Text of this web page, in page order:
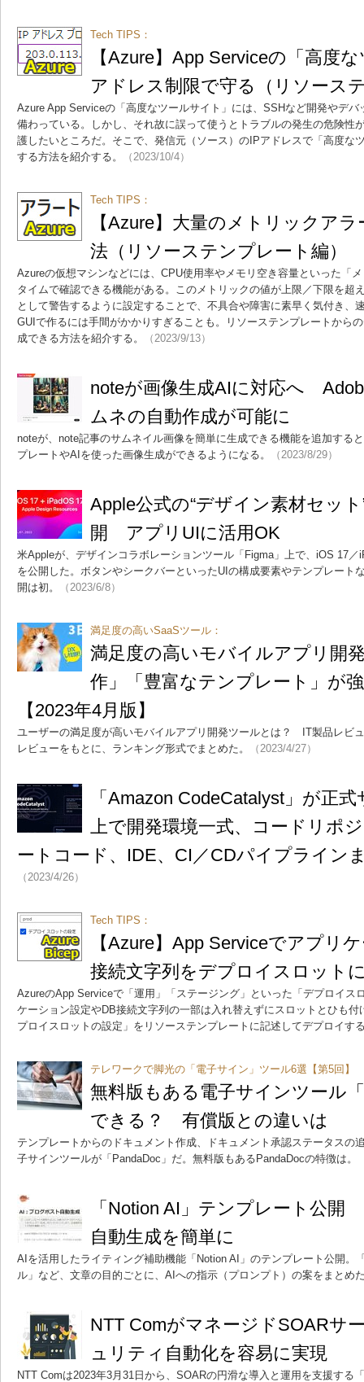
Tech TIPS：
【Azure】App Serviceの「高度
アドレス制限で守る（リソース
Azure App Serviceの「高度なツールサイト」には、SSHなど開発やデ
備わっている。しかし、それ故に誤って使うとトラブルの発生の危険性
護したいところだ。そこで、発信元（ソース）のIPアドレスで「高度な
する方法を紹介する。
（2023/10/4）
Tech TIPS：
【Azure】大量のメトリックア
法（リソーステンプレート編）
Azureの仮想マシンなどには、CPU使用率やメモリ空き容量といった「
タイムで確認できる機能がある。このメトリックの値が上限／下限を超
として警告するように設定することで、不具合や障害に素早く気付き、
GUIで作るには手間がかかりすぎることも。リソーステンプレートから
成できる方法を紹介する。
（2023/9/13）
noteが画像生成AIに対応へ
ムネの自動作成が可能に
noteが、note記事のサムネイル画像を簡単に生成できる機能を追加する
プレートやAIを使った画像生成ができるようになる。
（2023/8/29）
Apple公式の“デザイン素材セッ
開 アプリUIに活用OK
米Appleが、デザインコラボレーションツール「Figma」上で、iOS 17
を公開した。ボタンやシークバーといったUIの構成要素やテンプレート
開は初。
（2023/6/8）
満足度の高いSaaSツール：
満足度の高いモバイルアプリ開
作」「豊富なテンプレート」が
【2023年4月版】
ユーザーの満足度が高いモバイルアプリ開発ツールとは？ IT製品レビ
レビューをもとに、ランキング形式でまとめた。
（2023/4/27）
「Amazon CodeCatalyst」が正
上で開発環境一式、コードリポ
ートコード、IDE、CI／CDパイプライン
（2023/4/26）
Tech TIPS：
【Azure】App Serviceでアプリ
接続文字列をデプロイスロット
AzureのApp Serviceで「運用」「ステージング」といった「デプロイス
ケーション設定やDB接続文字列の一部は入れ替えずにスロットとひも
プロイスロットの設定」をリソーステンプレートに記述してデプロイす
テレワークで脚光の「電子サイン」ツール6選【第5回】
無料版もある電子サインツール
できる？ 有償版との違いは
テンプレートからのドキュメント作成、ドキュメント承認ステータスの
子サインツールが「PandaDoc」だ。無料版もあるPandaDocの特徴は。
「Notion AI」テンプレート公
自動生成を簡単に
AIを活用したライティング補助機能「Notion AI」のテンプレート公開。
ル」など、文章の目的ごとに、AIへの指示（プロンプト）の案をまとめ
NTT ComがマネージドSOAR
ュリティ自動化を容易に実現
NTT Comは2023年3月31日から、SOARの円滑な導入と運用を支援する